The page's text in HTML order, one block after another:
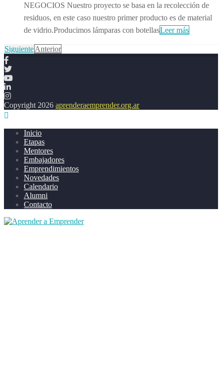
NEGOCIOS Nuestro proyecto se basa en la recolección de
residuos, en este caso nuestro primer producto es de material
de vidrio.Producimos lámparas con botellasLeer más
SiguienteAnterior
Copyright 2026 aprenderaemprender.org.ar
Inicio
Etapas
Mentores
Embajadores
Emprendimientos
Novedades
Calendario
Alumni
Contacto